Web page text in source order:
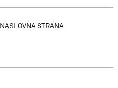
STRANA